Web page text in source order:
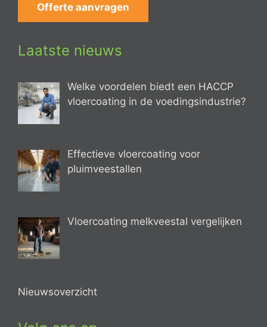
Offerte aanvragen
Laatste nieuws
Welke voordelen biedt een HACCP
vloercoating in de voedingsindustrie?
Effectieve vloercoating voor
pluimveestallen
Vloercoating melkveestal vergelijken
Nieuwsoverzicht